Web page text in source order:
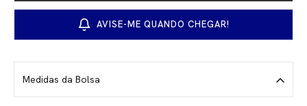
Materiais
Couro 100% bovino de flor integral. Forro em tecido alfaiataria de
alta qualidade. Metais banhados com verniz italiano e zíperes YKK.
Interior
Compartimento para notebook de até 17 polegadas, porta-chaves,
porta-cartão imbutido e porta EORA.
AVISE-ME QUANDO CHEGAR!
Medidas da Bolsa